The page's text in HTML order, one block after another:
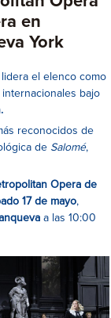
en
York
lidera el elenco como
bajo
reconocidos de
de Salomé,
Opera de
17 de mayo,
a las 10:00